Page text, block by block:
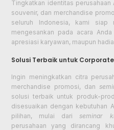
Tingkatkan identitas
souvenir, dan merchandise
seluruh Indonesia, kami siap
mengesankan pada acara
apresiasi karyawan, maupun
Solusi Terbaik untuk
Ingin meningkatkan citra
merchandise promosi, dan
solusi terbaik untuk produk-
disesuaikan dengan kebutuhan
pilihan, mulai dariseminar
perusahaan yang dirancang